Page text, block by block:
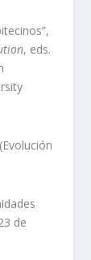
, eds.
(Evolución
de